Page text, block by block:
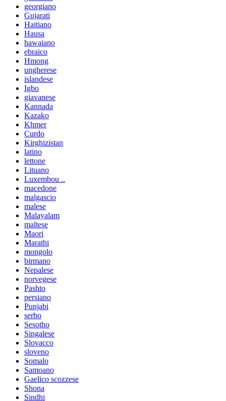
georgiano
Gujarati
Haitiano
Hausa
hawaiano
ebraico
Hmong
ungherese
islandese
Igbo
giavanese
Kannada
Kazako
Khmer
Curdo
Kirghizistan
latino
lettone
Lituano
Luxembou ..
macedone
malgascio
malese
Malayalam
maltese
Maori
Marathi
mongolo
birmano
Nepalese
norvegese
Pashto
persiano
Punjabi
serbo
Sesotho
Singalese
Slovacco
sloveno
Somalo
Samoano
Gaelico scozzese
Shona
Sindhi